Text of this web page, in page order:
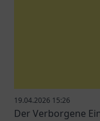
19.04.2026 15:26
Der Verborgene